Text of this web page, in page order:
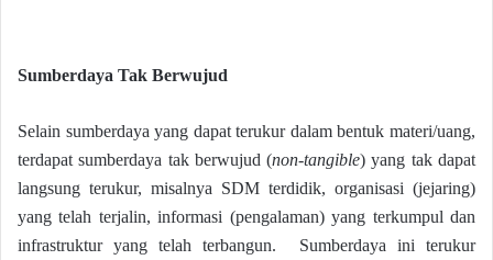
Sumberdaya Tak Berwujud
Selain sumberdaya yang dapat terukur dalam bentuk materi/uang,
terdapat sumberdaya tak berwujud (non-tangible) yang tak dapat
langsung terukur, misalnya SDM terdidik, organisasi (jejaring)
yang telah terjalin, informasi (pengalaman) yang terkumpul dan
infrastruktur yang telah terbangun. Sumberdaya ini terukur